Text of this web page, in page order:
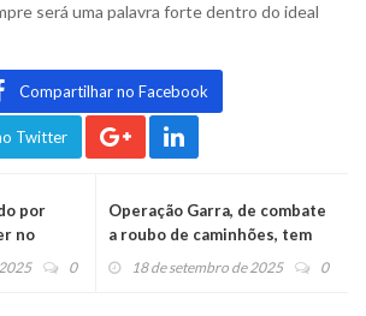
será uma palavra forte dentro do ideal
Compartilhar no Facebook
Twitter
por
no
0
Operação Garra, de combate
a roubo de caminhões, tem
buscas em Montenegro e
18 de setembro de 2025 0